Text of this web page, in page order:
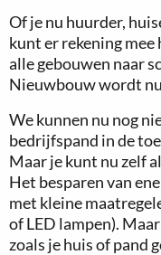
Of je nu huurder,
kunt er rekening mee
alle gebouwen naar
Nieuwbouw wordt
We kunnen nu nog
bedrijfspand in de
Maar je kunt nu zelf
Het besparen van
met kleine
of LED lampen).
zoals je huis of pand